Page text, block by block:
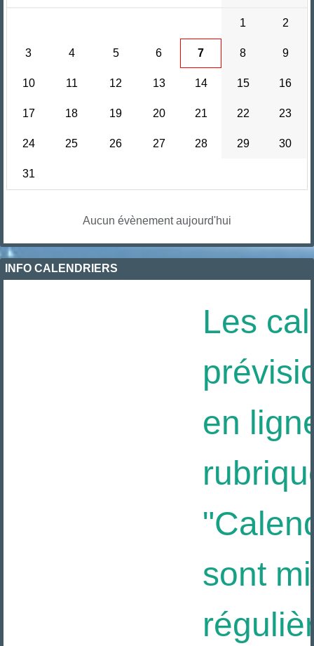
1 2
3 4 5 6 7 8 9
10 11 12 13 14 15 16
17 18 19 20 21 22 23
24 25 26 27 28 29 30
31
Aucun évènement aujourd'hui
INFO CALENDRIERS
Les
en
sont